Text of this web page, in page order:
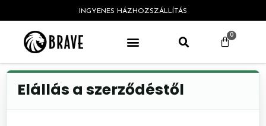
INGYENES HÁZHOZSZÁLLÍTÁS
0
Elállás a szerződéstől